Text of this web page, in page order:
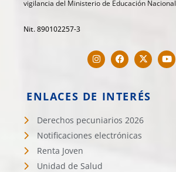
vigilancia del Ministerio de Educación Nacional
Nit. 890102257-3
ENLACES DE INTERÉS
Derechos pecuniarios 2026
Notificaciones electrónicas
Renta Joven
Unidad de Salud